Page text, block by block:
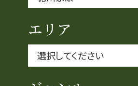
豊臣秀吉と名古屋の関係
秀吉関連 史跡 一覧
エリア